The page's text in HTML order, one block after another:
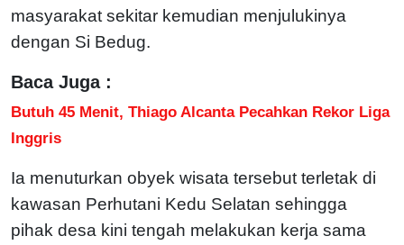
masyarakat sekitar kemudian menjulukinya
dengan Si Bedug.
Baca Juga :
Butuh 45 Menit, Thiago Alcanta Pecahkan Rekor Liga
Inggris
Ia menuturkan obyek wisata tersebut terletak di
kawasan Perhutani Kedu Selatan sehingga
pihak desa kini tengah melakukan kerja sama